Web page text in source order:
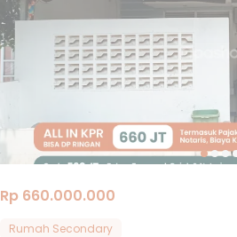
Rp 660.000.000
Rumah Secondary